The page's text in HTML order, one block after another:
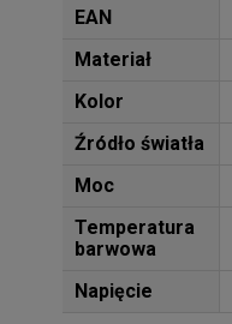
EAN
Materiał
Kolor
Źródło światła
Moc
Temperatura
barwowa
Napięcie